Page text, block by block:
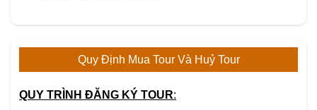
Quy Định Mua Tour Và Huỷ Tour
QUY TRÌNH ĐĂNG KÝ TOUR: